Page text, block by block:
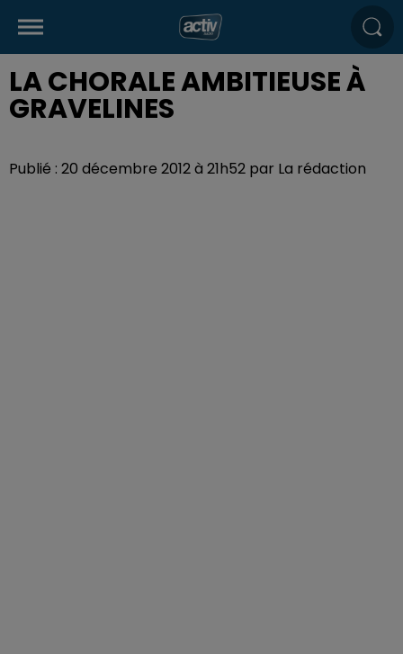
LA CHORALE AMBITIEUSE À
GRAVELINES
Publié : 20 décembre 2012 à 21h52 par La rédaction